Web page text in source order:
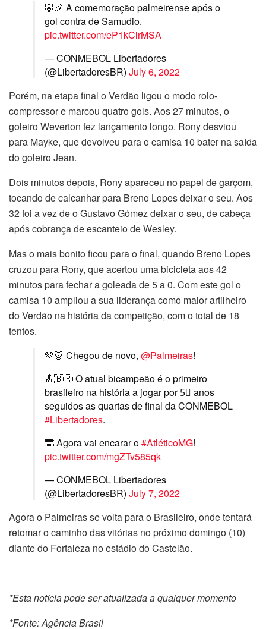
🐷🎉 A comemoração palmeirense após o
gol contra de Samudio.
pic.twitter.com/eP1kClrMSA
— CONMEBOL Libertadores
(@LibertadoresBR) July 6, 2022
Porém, na etapa final o Verdão ligou o modo rolo-
compressor e marcou quatro gols. Aos 27 minutos, o
goleiro Weverton fez lançamento longo. Rony desviou
para Mayke, que devolveu para o camisa 10 bater na saída
do goleiro Jean.
Dois minutos depois, Rony apareceu no papel de garçom,
tocando de calcanhar para Breno Lopes deixar o seu. Aos
32 foi a vez de o Gustavo Gómez deixar o seu, de cabeça
após cobrança de escanteio de Wesley.
Mas o mais bonito ficou para o final, quando Breno Lopes
cruzou para Rony, que acertou uma bicicleta aos 42
minutos para fechar a goleada de 5 a 0. Com este gol o
camisa 10 ampliou a sua liderança como maior artilheiro
do Verdão na história da competição, com o total de 18
tentos.
💚🐷 Chegou de novo, @Palmeiras!
🔝🇧🇷 O atual bicampeão é o primeiro
brasileiro na história a jogar por 5⃣ anos
seguidos as quartas de final da CONMEBOL
#Libertadores.
🔜 Agora vai encarar o#AtléticoMG!
pic.twitter.com/mgZTv585qk
— CONMEBOL Libertadores
(@LibertadoresBR) July 7, 2022
Agora o Palmeiras se volta para o Brasileiro, onde tentará
retomar o caminho das vitórias no próximo domingo (10)
diante do Fortaleza no estádio do Castelão.
*Esta notícia pode ser atualizada a qualquer momento
*Fonte: Agência Brasil